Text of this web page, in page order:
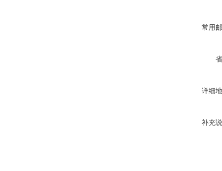
常用
详细
补充